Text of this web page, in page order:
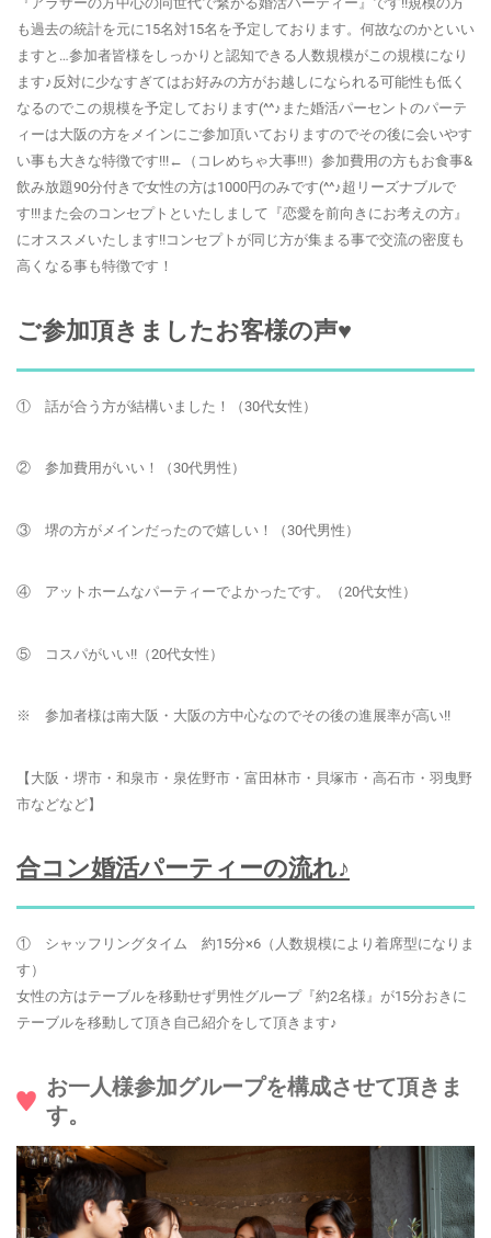
も過去の統計を元に15名対15名を予定しております。何故なのかといい
ますと…参加者皆様をしっかりと認知できる人数規模がこの規模になり
ます♪反対に少なすぎてはお好みの方がお越しになられる可能性も低く
なるのでこの規模を予定しております(^^♪また婚活パーセントのパーテ
ィーは大阪の方をメインにご参加頂いておりますのでその後に会いやす
い事も大きな特徴です!!!←（コレめちゃ大事!!!）参加費用の方もお食事&
飲み放題90分付きで女性の方は1000円のみです(^^♪超リーズナブルで
す!!!また会のコンセプトといたしまして『恋愛を前向きにお考えの方』
にオススメいたします!!コンセプトが同じ方が集まる事で交流の密度も
高くなる事も特徴です！
ご参加頂きましたお客様の声♥
① 話が合う方が結構いました！（30代女性）
② 参加費用がいい！（30代男性）
③ 堺の方がメインだったので嬉しい！（30代男性）
④ アットホームなパーティーでよかったです。（20代女性）
⑤ コスパがいい!!（20代女性）
※ 参加者様は南大阪・大阪の方中心なのでその後の進展率が高い!!
【大阪・堺市・和泉市・泉佐野市・富田林市・貝塚市・高石市・羽曳野
市などなど】
合コン婚活パーティーの流れ♪
① シャッフリングタイム 約15分×6（人数規模により着席型になりま
す）
女性の方はテーブルを移動せず男性グループ『約2名様』が15分おきに
テーブルを移動して頂き自己紹介をして頂きます♪
お一人様参加グループを構成させて頂きま
す。